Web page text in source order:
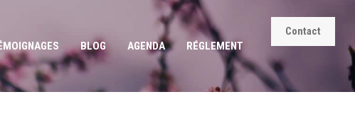
BLOG AGENDA RÉGLEMENT
Contact